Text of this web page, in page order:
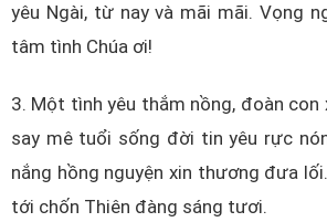
yêu Ngài, từ nay và mãi mãi. Vọng
tâm tình Chúa ơi!
3. Một tình yêu thắm nồng, đoàn con
say mê tuổi sống đời tin yêu rực
nắng hồng nguyện xin thương đưa
tới chốn Thiên đàng sáng tươi.